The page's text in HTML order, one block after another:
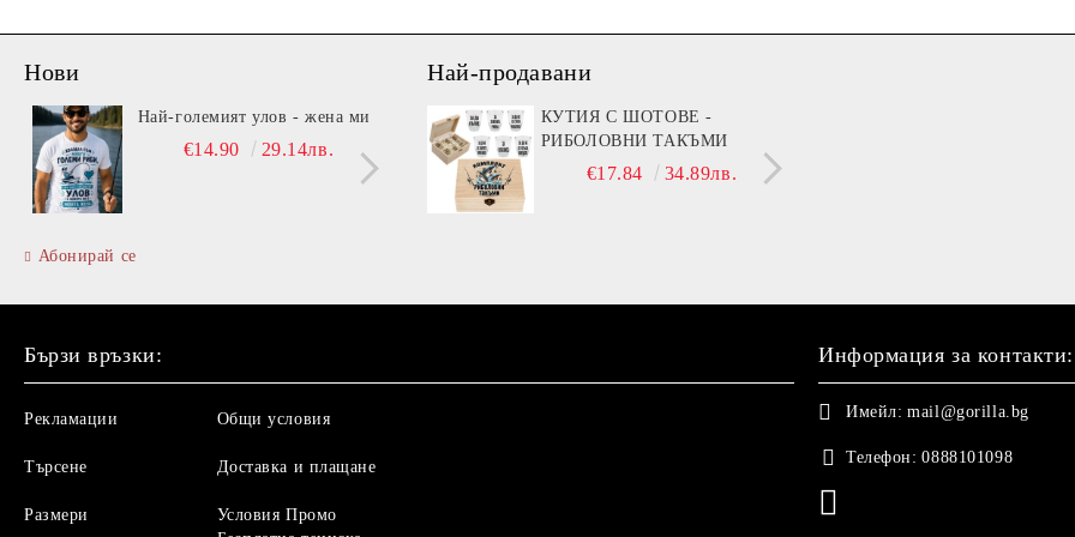
Нови
Най-големият улов - жена ми
€14.90 29.14лв.
Витамин B (Beer)
€13.90 27.19лв.
Абонирай се
Най-продавани
КУТИЯ С ШОТОВЕ -
РИБОЛОВНИ ТАКЪМИ
€17.84 34.89лв.
Бързи връзки:
Рекламации
Търсене
Размери
Общи условия
Доставка и плащане
Условия Промо
Информация за контакти:
Имейл: mail@gorilla.bg
Телефон: 0888101098